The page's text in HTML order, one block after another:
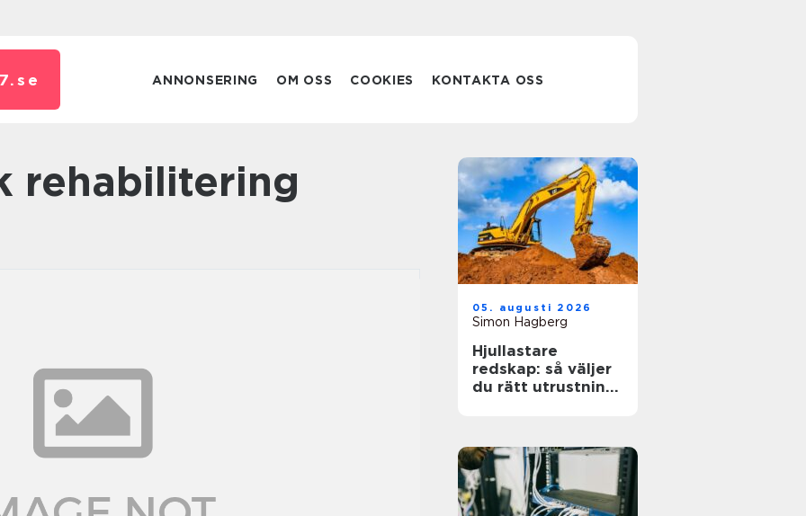
se ANNONSERING OM OSS COOKIES KONTAKTA OSS
rehabilitering
05. augusti 2026
Simon Hagberg
Hjullastare
redskap: så väljer
du rätt utrustning